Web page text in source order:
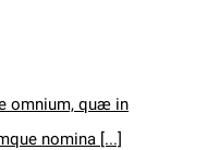
omnium, quæ in
nomina [...]